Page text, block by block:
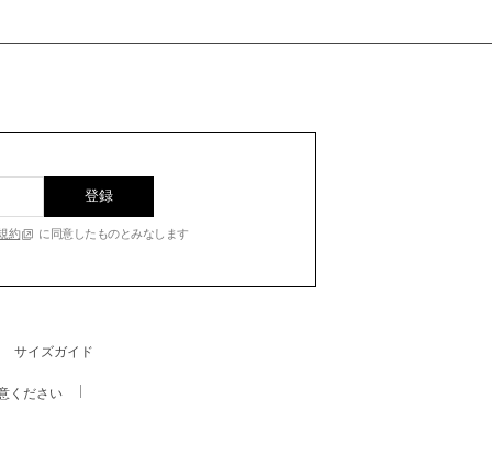
登録
約 に同意したものとみなします
サイズガイド
ください